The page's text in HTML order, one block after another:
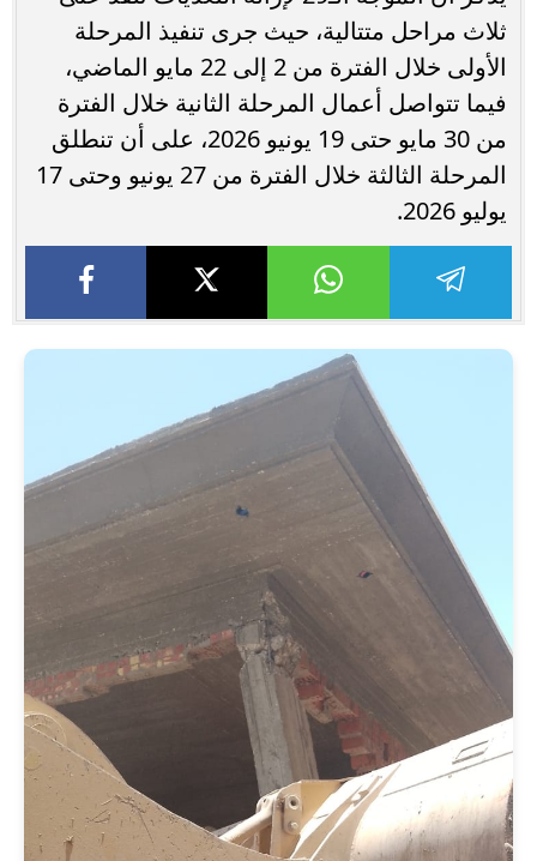
ثلاث مراحل متتالية، حيث جرى تنفيذ المرحلة
الأولى خلال الفترة من 2 إلى 22 مايو الماضي،
فيما تتواصل أعمال المرحلة الثانية خلال الفترة
من 30 مايو حتى 19 يونيو 2026، على أن تنطلق
المرحلة الثالثة خلال الفترة من 27 يونيو وحتى 17
يوليو 2026.